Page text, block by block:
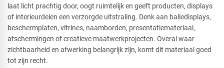
laat licht prachtig door, oogt ruimtelijk en geeft producten, displays
of interieurdelen een verzorgde uitstraling. Denk aan baliedisplays,
beschermplaten, vitrines, naamborden, presentatiemateriaal,
afschermingen of creatieve maatwerkprojecten. Overal waar
zichtbaarheid en afwerking belangrijk zijn, komt dit materiaal goed
tot zijn recht.